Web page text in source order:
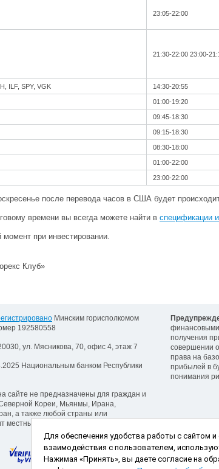
23:05-22:00
21:30-22:00 23:00-
ILF, SPY, VGK 14:30-20:55
01:00-19:20
09:45-18:30
09:15-18:30
08:30-18:00
01:00-22:00
23:00-22:00
после перевода часов в США будет
времени вы всегда можете найти в спецификации
при инвестировании.
Клуб»
Минским горисполкомом
192580558
ул. Мясникова, 70, офис 4, этаж 7
Национальным банком Республики
сайте не предназначены для граждан и
Кореи, Мьянмы, Ирана,
а также любой страны или
местным законам или постановлениям.
финансовыми
получения
совершении
права на
прибылей в
понимания
Для обеспечения удобства работы с сайтом и
взаимодействия с пользователем,
Нажимая «Принять», вы даете согласие на